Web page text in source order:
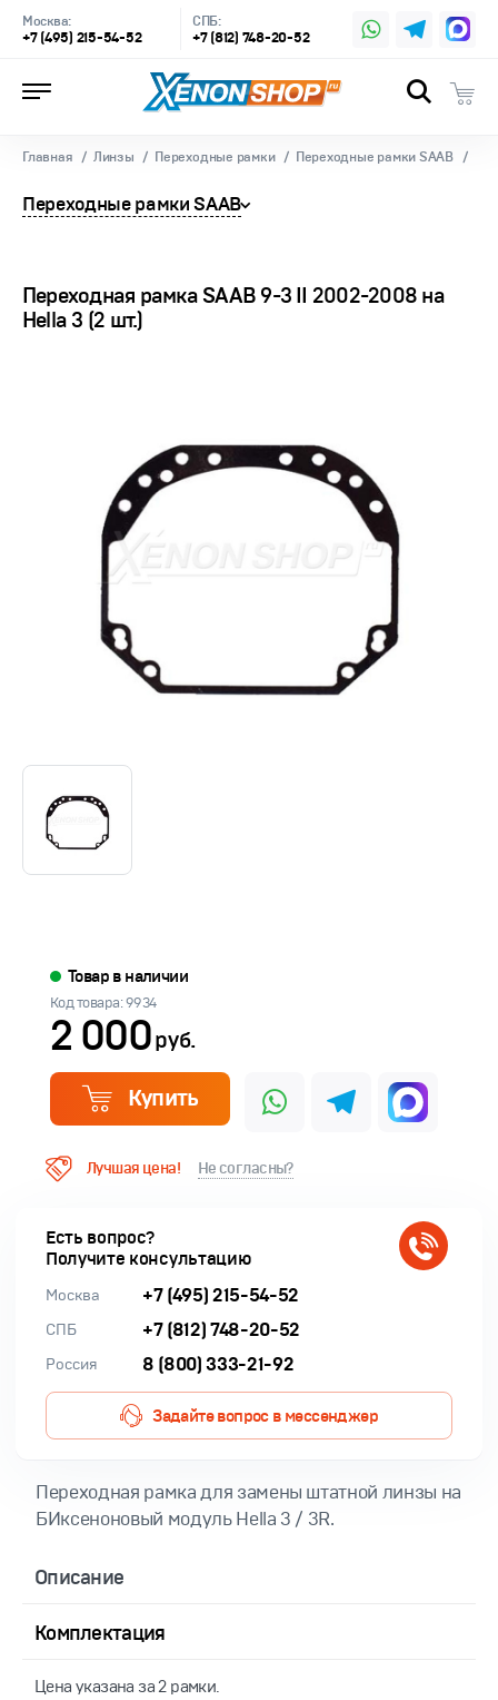
Москва:
+7 (495) 215-54-52
СПБ:
+7 (812) 748-20-52
Главная Линзы Переходные рамки Переходные рамки SAAB
Переходные рамки SAAB
Переходная рамка SAAB 9-3 II 2002-2008 на
Hella 3 (2 шт.)
Товар в наличии
Код товара: 9934
2 000руб.
Купить
Лучшая цена! Не согласны?
Есть вопрос?
Получите консультацию
Москва +7 (495) 215-54-52
СПБ +7 (812) 748-20-52
Россия 8 (800) 333-21-92
Задайте вопрос в мессенджер
Переходная рамка для замены штатной линзы на
БИксеноновый модуль Hella 3 / 3R.
Описание
Комплектация
Цена указана за 2 рамки.